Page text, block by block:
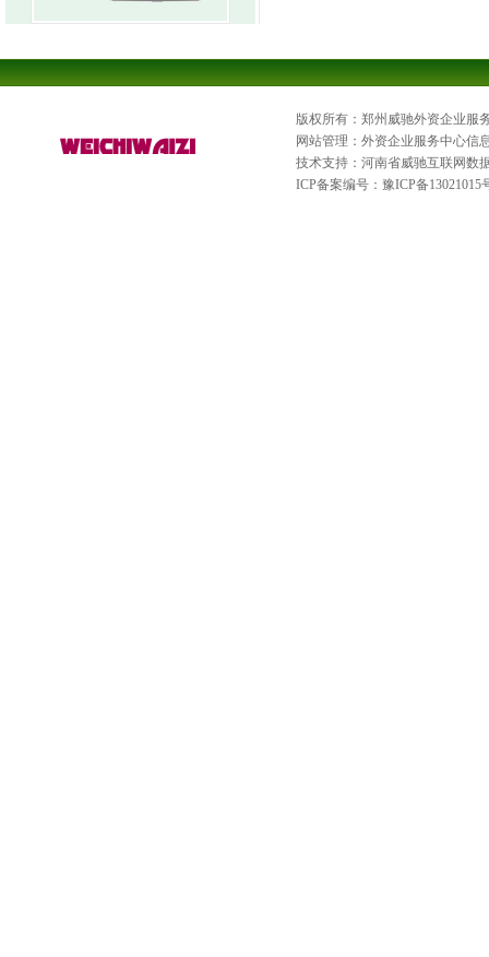
版权所有：郑州威驰外资企业服
网站管理：外资企业服务中心信
技术支持：河南省威驰互联网数
ICP备案编号： 豫ICP备13021015